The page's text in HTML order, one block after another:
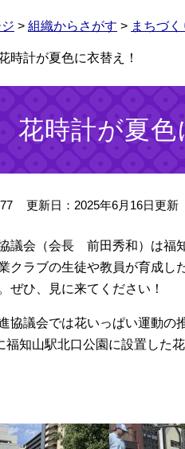
> 組織からさがす > まちづ
計が夏色に衣替え！
時計が夏色
更新日：2025年6月16日更新
議会（会長 前田秀和）は福
クラブの生徒や教員が育成し
ぜひ、見に来てください！
協議会では花いっぱい運動の
福知山駅北口公園に設置した